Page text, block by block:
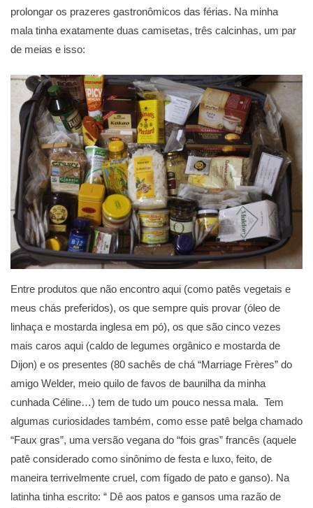
prolongar os prazeres gastronômicos das férias. Na minha
mala tinha exatamente duas camisetas, três calcinhas, um par
de meias e isso:
Entre produtos que não encontro aqui (como patês vegetais e
meus chás preferidos), os que sempre quis provar (óleo de
linhaça e mostarda inglesa em pó), os que são cinco vezes
mais caros aqui (caldo de legumes orgânico e mostarda de
Dijon) e os presentes (80 sachês de chá “Marriage Frères” do
amigo Welder, meio quilo de favos de baunilha da minha
cunhada Céline…) tem de tudo um pouco nessa mala. Tem
algumas curiosidades também, como esse patê belga chamado
“Faux gras”, uma versão vegana do “fois gras” francês (aquele
patê considerado como sinônimo de festa e luxo, feito, de
maneira terrivelmente cruel, com fígado de pato e ganso). Na
latinha tinha escrito: “ Dê aos patos e gansos uma razão de